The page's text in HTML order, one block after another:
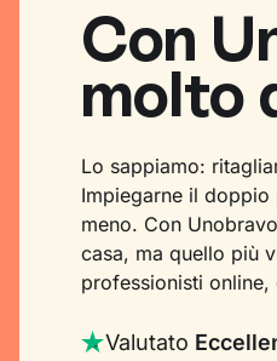
Con
molto
Lo sappiamo:
Impiegarne il
meno. Con
casa, ma quello più
professionisti online,
Valutato